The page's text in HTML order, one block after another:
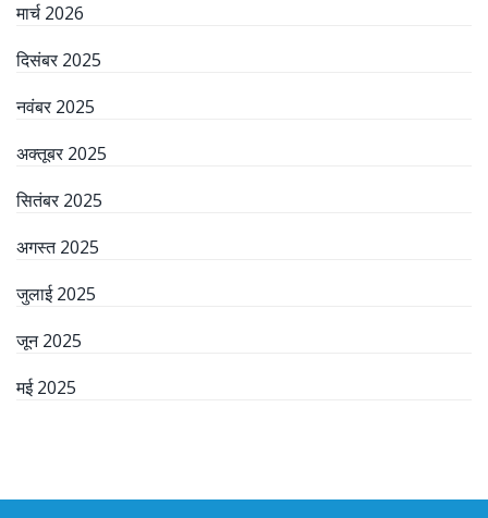
मार्च 2026
दिसंबर 2025
नवंबर 2025
अक्तूबर 2025
सितंबर 2025
अगस्त 2025
जुलाई 2025
जून 2025
मई 2025